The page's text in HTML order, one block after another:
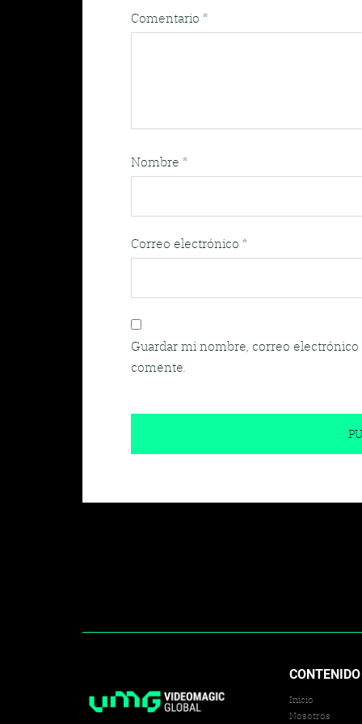
Comentario *
Nombre *
Correo electrónico *
Guardar mi nombre, correo
comente.
CONTENIDO
Inicio
Nosotros